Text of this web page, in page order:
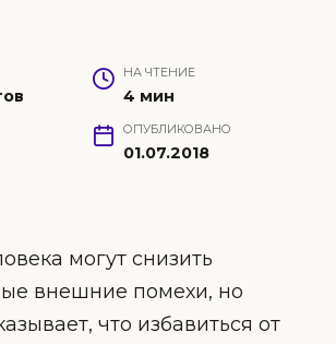
НА ЧТЕНИЕ
4 мин
ОПУБЛИКОВАНО
01.07.2018
могут снизить
внешние помехи, но
что избавиться от